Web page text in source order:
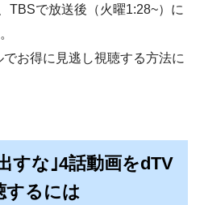
TBSで放送後（火曜1:28~）に
お得に見逃し視聴する方法に
すな｣4話動画をdTV
するには